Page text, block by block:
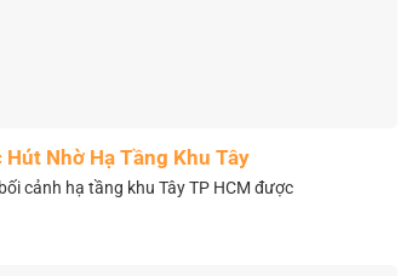
Hút Nhờ Hạ Tầng Khu Tây
cảnh hạ tầng khu Tây TP HCM được